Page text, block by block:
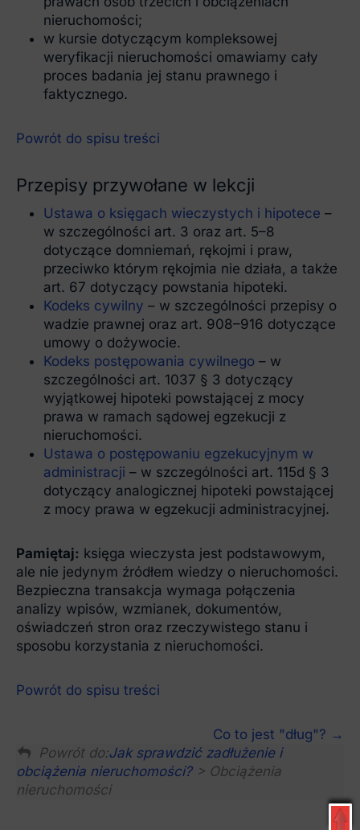
nieruchomości;
w kursie dotyczącym kompleksowej
weryfikacji nieruchomości omawiamy cały
proces badania jej stanu prawnego i
faktycznego.
Powrót do spisu treści
Przepisy przywołane w lekcji
Ustawa o księgach wieczystych i hipotece –
w szczególności art. 3 oraz art. 5–8
dotyczące domniemań, rękojmi i praw,
przeciwko którym rękojmia nie działa, a także
art. 67 dotyczący powstania hipoteki.
Kodeks cywilny – w szczególności przepisy o
wadzie prawnej oraz art. 908–916 dotyczące
umowy o dożywocie.
Kodeks postępowania cywilnego – w
szczególności art. 1037 § 3 dotyczący
wyjątkowej hipoteki powstającej z mocy
prawa w ramach sądowej egzekucji z
nieruchomości.
Ustawa o postępowaniu egzekucyjnym w
administracji – w szczególności art. 115d § 3
dotyczący analogicznej hipoteki powstającej
z mocy prawa w egzekucji administracyjnej.
Pamiętaj: księga wieczysta jest podstawowym,
ale nie jedynym źródłem wiedzy o nieruchomości.
Bezpieczna transakcja wymaga połączenia
analizy wpisów, wzmianek, dokumentów,
oświadczeń stron oraz rzeczywistego stanu i
sposobu korzystania z nieruchomości.
Powrót do spisu treści
Co to jest "dług"?
Powrót do:Jak sprawdzić zadłużenie i
obciążenia nieruchomości?> Obciążenia
nieruchomości